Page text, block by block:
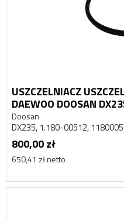
USZCZELNIACZ
DAEWOO DOOSAN
Doosan
DX235, 1.180-00512,
800,00 zł
650,41 zł netto